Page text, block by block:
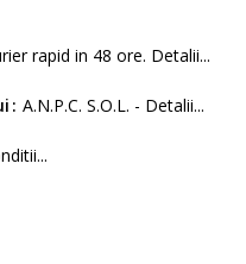
rapid in 48 ore. Detalii...
A.N.P.C. S.O.L. - Detalii...